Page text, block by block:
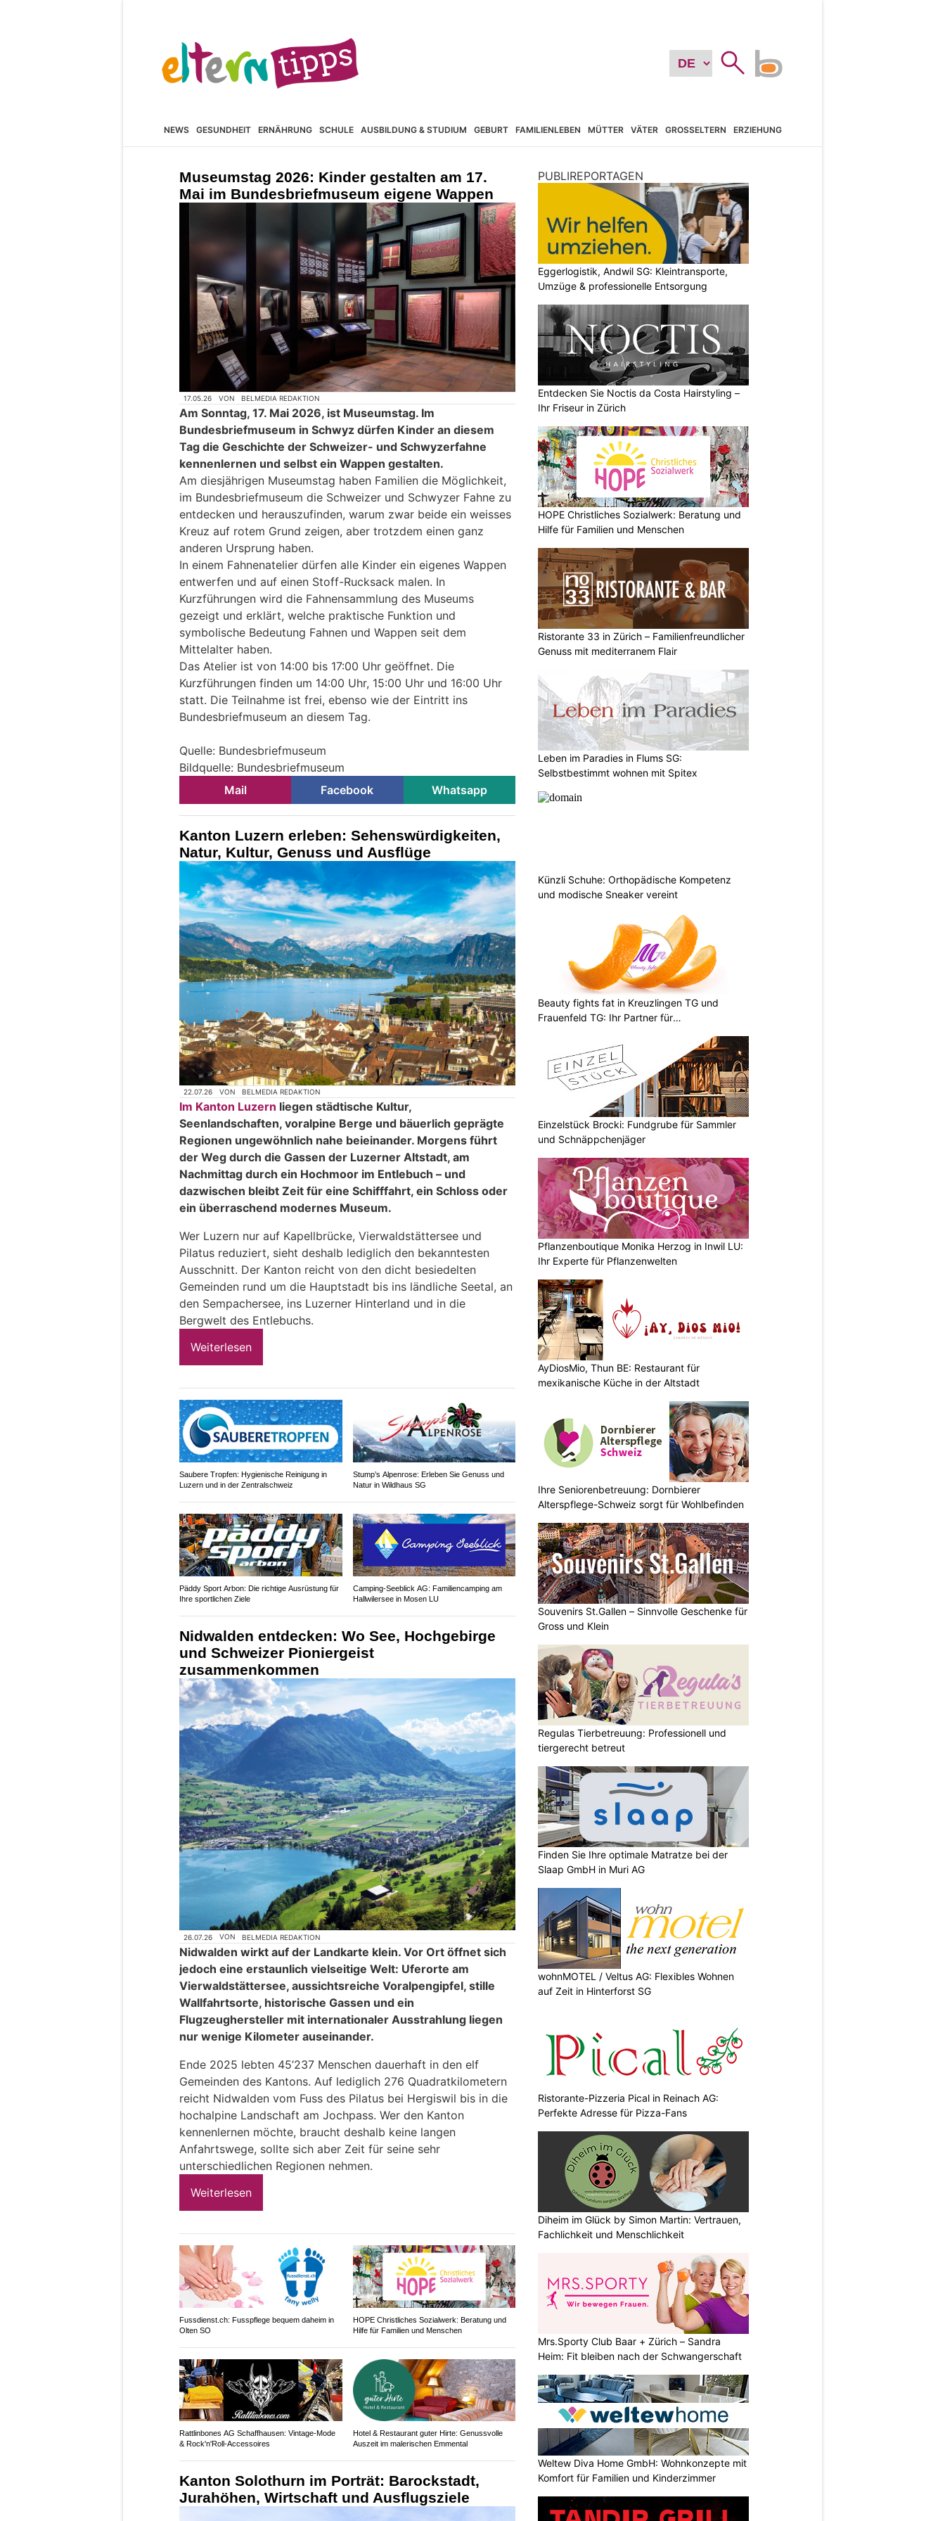
NEWS GESUNDHEIT ERNÄHRUNG SCHULE AUSBILDUNG & STUDIUM GEBURT FAMILIENLEBEN MÜTTER VÄTER GROSSELTERN ERZIEHUNG
Museumstag 2026: Kinder gestalten am 17.
Mai im Bundesbriefmuseum eigene Wappen
17.05.26 VON BELMEDIA REDAKTION
Am Sonntag, 17. Mai 2026, ist Museumstag. Im
Bundesbriefmuseum in Schwyz dürfen Kinder an diesem
Tag die Geschichte der Schweizer- und Schwyzerfahne
kennenlernen und selbst ein Wappen gestalten.
Am diesjährigen Museumstag haben Familien die Möglichkeit,
im Bundesbriefmuseum die Schweizer und Schwyzer Fahne zu
entdecken und herauszufinden, warum zwar beide ein weisses
Kreuz auf rotem Grund zeigen, aber trotzdem einen ganz
anderen Ursprung haben.
In einem Fahnenatelier dürfen alle Kinder ein eigenes Wappen
entwerfen und auf einen Stoff-Rucksack malen. In
Kurzführungen wird die Fahnensammlung des Museums
gezeigt und erklärt, welche praktische Funktion und
symbolische Bedeutung Fahnen und Wappen seit dem
Mittelalter haben.
Das Atelier ist von 14:00 bis 17:00 Uhr geöffnet. Die
Kurzführungen finden um 14:00 Uhr, 15:00 Uhr und 16:00 Uhr
statt. Die Teilnahme ist frei, ebenso wie der Eintritt ins
Bundesbriefmuseum an diesem Tag.
Quelle: Bundesbriefmuseum
Bildquelle: Bundesbriefmuseum
Mail
Facebook Whatsapp
Kanton Luzern erleben: Sehenswürdigkeiten,
Natur, Kultur, Genuss und Ausflüge
22.07.26 VON BELMEDIA REDAKTION
Im Kanton Luzern liegen städtische Kultur,
Seenlandschaften, voralpine Berge und bäuerlich geprägte
Regionen ungewöhnlich nahe beieinander. Morgens führt
der Weg durch die Gassen der Luzerner Altstadt, am
Nachmittag durch ein Hochmoor im Entlebuch – und
dazwischen bleibt Zeit für eine Schifffahrt, ein Schloss oder
ein überraschend modernes Museum.
Wer Luzern nur auf Kapellbrücke, Vierwaldstättersee und
Pilatus reduziert, sieht deshalb lediglich den bekanntesten
Ausschnitt. Der Kanton reicht von den dicht besiedelten
Gemeinden rund um die Hauptstadt bis ins ländliche Seetal, an
den Sempachersee, ins Luzerner Hinterland und in die
Bergwelt des Entlebuchs.
Weiterlesen
Saubere Tropfen: Hygienische Reinigung in
Luzern und in der Zentralschweiz
Stump’s Alpenrose: Erleben Sie Genuss und
Natur in Wildhaus SG
Päddy Sport Arbon: Die richtige Ausrüstung für
Ihre sportlichen Ziele
Camping-Seeblick AG: Familiencamping am
Hallwilersee in Mosen LU
Nidwalden entdecken: Wo See, Hochgebirge
und Schweizer Pioniergeist
zusammenkommen
26.07.26 VON BELMEDIA REDAKTION
Nidwalden wirkt auf der Landkarte klein. Vor Ort öffnet sich
jedoch eine erstaunlich vielseitige Welt: Uferorte am
Vierwaldstättersee, aussichtsreiche Voralpengipfel, stille
Wallfahrtsorte, historische Gassen und ein
Flugzeughersteller mit internationaler Ausstrahlung liegen
nur wenige Kilometer auseinander.
Ende 2025 lebten 45’237 Menschen dauerhaft in den elf
Gemeinden des Kantons. Auf lediglich 276 Quadratkilometern
reicht Nidwalden vom Fuss des Pilatus bei Hergiswil bis in die
hochalpine Landschaft am Jochpass. Wer den Kanton
kennenlernen möchte, braucht deshalb keine langen
Anfahrtswege, sollte sich aber Zeit für seine sehr
unterschiedlichen Regionen nehmen.
Weiterlesen
Fussdienst.ch: Fusspflege bequem daheim in
Olten SO
HOPE Christliches Sozialwerk: Beratung und
Hilfe für Familien und Menschen
Rattlinbones AG Schaffhausen: Vintage-Mode
& Rock'n'Roll-Accessoires
Hotel & Restaurant guter Hirte: Genussvolle
Auszeit im malerischen Emmental
Kanton Solothurn im Porträt: Barockstadt,
Jurahöhen, Wirtschaft und Ausflugsziele
PUBLIREPORTAGEN
Eggerlogistik, Andwil SG: Kleintransporte,
Umzüge & professionelle Entsorgung
Entdecken Sie Noctis da Costa Hairstyling –
Ihr Friseur in Zürich
HOPE Christliches Sozialwerk: Beratung und
Hilfe für Familien und Menschen
Ristorante 33 in Zürich – Familienfreundlicher
Genuss mit mediterranem Flair
Leben im Paradies in Flums SG:
Selbstbestimmt wohnen mit Spitex
Künzli Schuhe: Orthopädische Kompetenz
und modische Sneaker vereint
Beauty fights fat in Kreuzlingen TG und
Frauenfeld TG: Ihr Partner für
Einzelstück Brocki: Fundgrube für Sammler
und Schnäppchenjäger
Pflanzenboutique Monika Herzog in Inwil LU:
Ihr Experte für Pflanzenwelten
AyDiosMio, Thun BE: Restaurant für
mexikanische Küche in der Altstadt
Ihre Seniorenbetreuung: Dornbierer
Alterspflege-Schweiz sorgt für Wohlbefinden
Souvenirs St.Gallen – Sinnvolle Geschenke für
Gross und Klein
Regulas Tierbetreuung: Professionell und
tiergerecht betreut
Finden Sie Ihre optimale Matratze bei der
Slaap GmbH in Muri AG
wohnMOTEL / Veltus AG: Flexibles Wohnen
auf Zeit in Hinterforst SG
Ristorante-Pizzeria Pical in Reinach AG:
Perfekte Adresse für Pizza-Fans
Diheim im Glück by Simon Martin: Vertrauen,
Fachlichkeit und Menschlichkeit
Mrs.Sporty Club Baar + Zürich – Sandra
Heim: Fit bleiben nach der Schwangerschaft
Weltew Diva Home GmbH: Wohnkonzepte mit
Komfort für Familien und Kinderzimmer